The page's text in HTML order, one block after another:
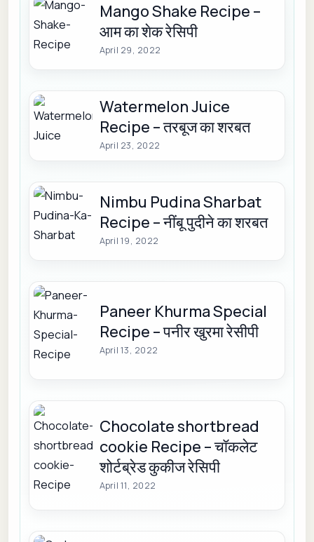
Mango Shake Recipe –
आम का शेक रेसिपी
April 29, 2022
Watermelon Juice
Recipe – तरबूज का शरबत
April 23, 2022
Nimbu Pudina Sharbat
Recipe – नींबू पुदीने का शरबत
April 19, 2022
Paneer Khurma Special
Recipe – पनीर खुरमा रेसीपी
April 13, 2022
Chocolate shortbread
cookie Recipe – चॉकलेट
शोर्टब्रेड कुकीज रेसिपी
April 11, 2022